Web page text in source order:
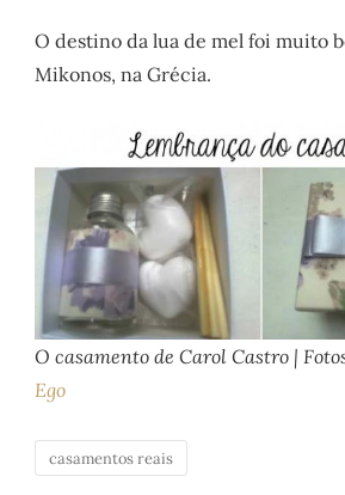
O destino da lua de mel foi muito
Mikonos, na Grécia.
O casamento de Carol Castro |
Ego
casamentos reais